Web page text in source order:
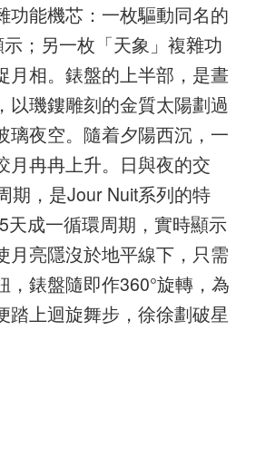
功能機芯：一枚驅動同名的
；另一枚「天象」複雜功
月相。錶盤的上半部，是晝
以璣鏤雕刻的金質太陽劃過
璃夜空。隨着夕陽西沉，一
月冉冉上升。日與夜的交
期，是Jour Nuit系列的特
天成一循環周期，實時顯示
月亮隱沒於地平線下，只需
，錶盤隨即作360°旋轉，為
踏上迴旋舞步，徐徐劃破星